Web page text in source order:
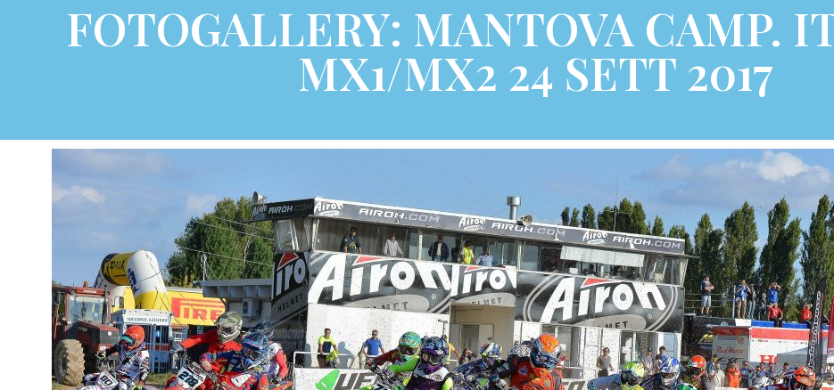
FOTOGALLERY: MANTOVA CAMP.
MX1/MX2 24 SETT 2017